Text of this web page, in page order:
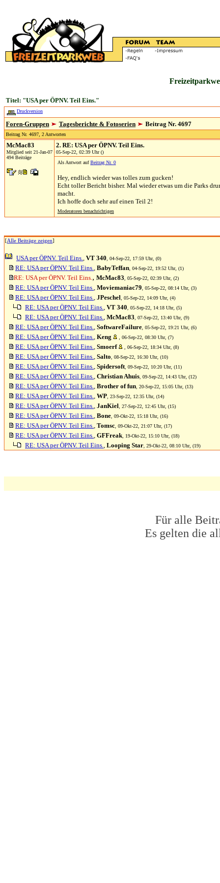
Titel: "USA per ÖPNV. Teil Eins."
Druckversion
Foren-Gruppen Tagesberichte & Fotoserien Beitrag Nr. 4697
Beitrag Nr. 4697, 2 Antworten
McMac83
Mitglied seit 21-Jan-07
494 Beiträge
2. RE: USA per ÖPNV. Teil Eins.
05-Sep-22, 02:39 Uhr ()
Als Antwort aufBeitrag Nr. 0
Hey, endlich wieder was tolles zum gucken!
Echt toller Bericht bisher. Mal wieder etwas um die Parks
macht.
Ich hoffe doch sehr auf einen Teil 2!
Moderatoren benachrichtigen
[Alle Beiträge zeigen]
USA per ÖPNV. Teil Eins., VT 340 , 04-Sep-22, 17:59 Uhr, (0)
RE: USA per ÖPNV. Teil Eins., BabyTeffan , 04-Sep-22, 19:52 Uhr, (1)
RE: USA per ÖPNV. Teil Eins., McMac83 , 05-Sep-22, 02:39 Uhr, (2)
RE: USA per ÖPNV. Teil Eins., Moviemaniac79 , 05-Sep-22, 08:14 Uhr, (3)
RE: USA per ÖPNV. Teil Eins., JPeschel , 05-Sep-22, 14:09 Uhr, (4)
RE: USA per ÖPNV. Teil Eins., VT 340 , 05-Sep-22, 14:18 Uhr, (5)
RE: USA per ÖPNV. Teil Eins., McMac83 , 07-Sep-22, 13:40 Uhr, (9)
RE: USA per ÖPNV. Teil Eins., SoftwareFailure , 05-Sep-22, 19:21 Uhr, (6)
RE: USA per ÖPNV. Teil Eins., Keng , 06-Sep-22, 08:30 Uhr, (7)
RE: USA per ÖPNV. Teil Eins., Smoerf , 06-Sep-22, 18:34 Uhr, (8)
RE: USA per ÖPNV. Teil Eins., Salto , 08-Sep-22, 16:30 Uhr, (10)
RE: USA per ÖPNV. Teil Eins., Spidersoft , 09-Sep-22, 10:20 Uhr, (11)
RE: USA per ÖPNV. Teil Eins., Christian Ahuis , 09-Sep-22, 14:43 Uhr, (12)
RE: USA per ÖPNV. Teil Eins., Brother of fun , 20-Sep-22, 15:05 Uhr, (13)
RE: USA per ÖPNV. Teil Eins., WP , 23-Sep-22, 12:35 Uhr, (14)
RE: USA per ÖPNV. Teil Eins., JanKiel , 27-Sep-22, 12:45 Uhr, (15)
RE: USA per ÖPNV. Teil Eins., Bone , 09-Okt-22, 15:18 Uhr, (16)
RE: USA per ÖPNV. Teil Eins., Tomsc , 09-Okt-22, 21:07 Uhr, (17)
RE: USA per ÖPNV. Teil Eins., GFFreak , 19-Okt-22, 15:10 Uhr, (18)
RE: USA per ÖPNV. Teil Eins., Looping Star , 29-Okt-22, 08:10 Uhr, (19)
Für alle
Es gelten die